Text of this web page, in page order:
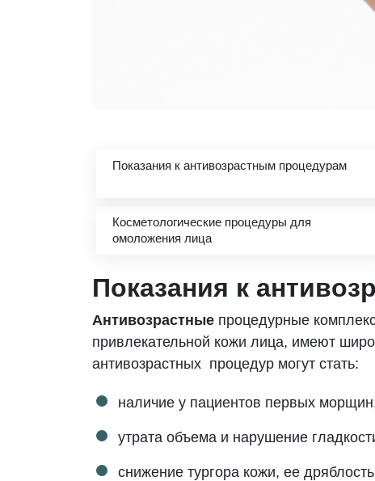
Показания к антивозрастным процедурам
Косметологические процедуры для
омоложения лица
Показания к
Антивозрастные процедурные
привлекательной кожи лица, имеют
антивозрастных процедур могут стать:
наличие у пациентов первых
утрата объема и нарушение
снижение тургора кожи, ее